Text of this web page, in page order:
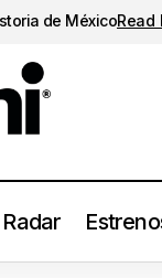
de MéxicoRead
Radar